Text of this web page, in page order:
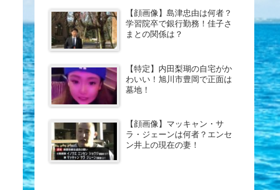
【顔画像】島津忠由は何者？
学習院卒で銀行勤務！佳子さ
まとの関係は？
【特定】内田梨瑚の自宅がか
わいい！旭川市豊岡で正面は
墓地！
【顔画像】マッキャン・サ
ラ・ジェーンは何者？エンセ
ン井上の現在の妻！